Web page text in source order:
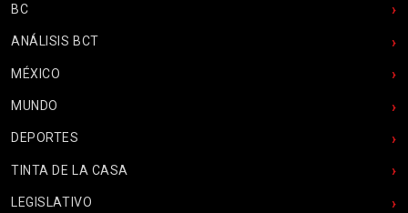
BC
ANÁLISIS BCT
MÉXICO
MUNDO
DEPORTES
TINTA DE LA CASA
LEGISLATIVO